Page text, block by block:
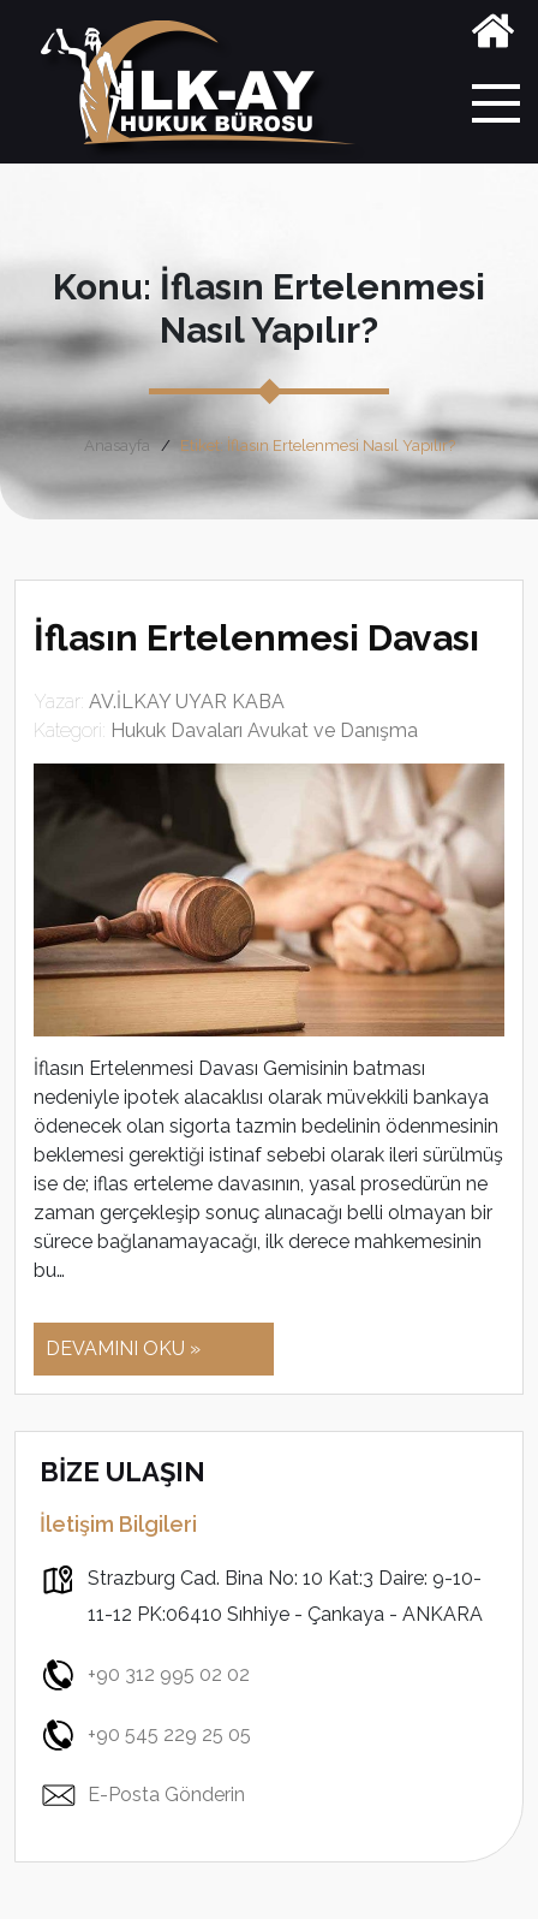
Konu: İflasın Ertelenmesi
Nasıl Yapılır?
Anasayfa Etiket: İflasın Ertelenmesi Nasıl Yapılır?
İflasın Ertelenmesi Davası
Yazar: AV.İLKAY UYAR KABA
Kategori: Hukuk Davaları Avukat ve Danışma
İflasın Ertelenmesi Davası Gemisinin batması
nedeniyle ipotek alacaklısı olarak müvekkili bankaya
ödenecek olan sigorta tazmin bedelinin ödenmesinin
beklemesi gerektiği istinaf sebebi olarak ileri sürülmüş
ise de; iflas erteleme davasının, yasal prosedürün ne
zaman gerçekleşip sonuç alınacağı belli olmayan bir
sürece bağlanamayacağı, ilk derece mahkemesinin
bu…
DEVAMINI OKU »
BİZE ULAŞIN
İletişim Bilgileri
Strazburg Cad. Bina No: 10 Kat:3 Daire: 9-10-
11-12 PK:06410 Sıhhiye - Çankaya - ANKARA
+90 312 995 02 02
+90 545 229 25 05
E-Posta Gönderin